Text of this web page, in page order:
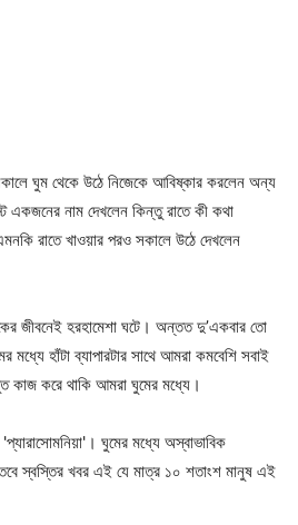
ঘুম থেকে উঠে নিজেকে আবিষ্কার করলেন অন্য
নাম দেখলেন কিন্তু রাতে কী কথা
রাতে খাওয়ার পরও সকালে উঠে দেখলেন
জীবনেই হরহামেশা ঘটে। অন্তত দু’একবার তো
মধ্যে হাঁটা ব্যাপারটার সাথে আমরা কমবেশি সবাই
করে থাকি আমরা ঘুমের মধ্যে।
ঘুমের মধ্যে অস্বাভাবিক
স্বস্তির খবর এই যে মাত্র ১০ শতাংশ মানুষ এই